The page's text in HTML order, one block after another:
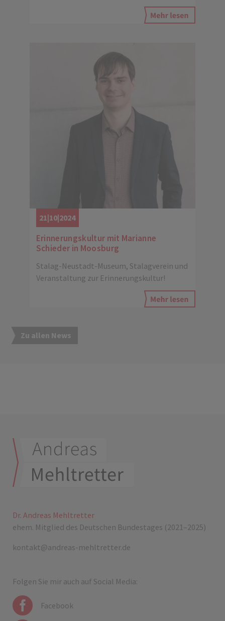
21|10|2024
Erinnerungskultur mit Marianne
Schieder in Moosburg
Stalag-Neustadt-Museum, Stalagverein und
Veranstaltung zur Erinnerungskultur!
Zu allen News
Dr. Andreas Mehltretter
ehem. Mitglied des Deutschen Bundestages (2021–2025)
kontakt@andreas-mehltretter.de
Folgen Sie mir auch auf Social Media:
Facebook